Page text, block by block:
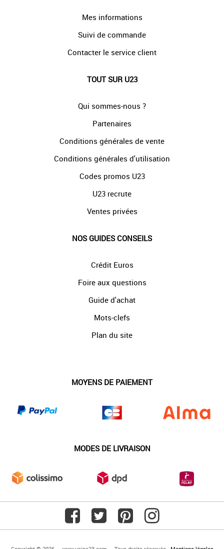
Mes informations
Suivi de commande
Contacter le service client
TOUT SUR U23
Qui sommes-nous ?
Partenaires
Conditions générales de vente
Conditions générales d'utilisation
Codes promos U23
U23 recrute
Ventes privées
NOS GUIDES CONSEILS
Crédit Euros
Foire aux questions
Guide d'achat
Mots-clefs
Plan du site
MOYENS DE PAIEMENT
MODES DE LIVRAISON